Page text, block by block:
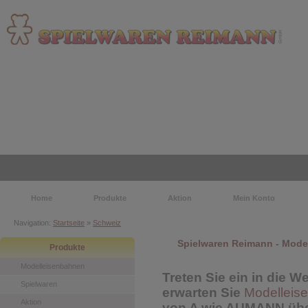
Home Produkte Aktion Mein Konto
Navigation: Startseite » Schweiz
Produkte
Modelleisenbahnen
Spielwaren
Aktion
Spielwaren Reimann -
Treten Sie ein in die
erwarten Sie